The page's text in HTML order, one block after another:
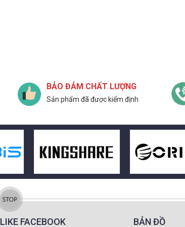
BẢO ĐẢM CHẤT LƯỢNG
Sản phẩm đã được kiểm định
LIKE FACEBOOK BẢN ĐỒ